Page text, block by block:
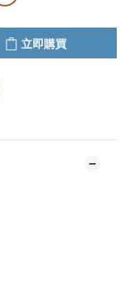
立即購買